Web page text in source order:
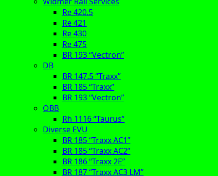
Re 420.5
Re 421
Re 430
Re 475
BR 193 “Vectron”
DB
BR 147.5 “Traxx”
BR 185 “Traxx”
BR 193 “Vectron”
ÖBB
Rh 1116 “Taurus”
Diverse EVU
BR 185 “Traxx AC1”
BR 185 “Traxx AC2”
BR 186 “Traxx 2E”
BR 187 “Traxx AC3 LM”